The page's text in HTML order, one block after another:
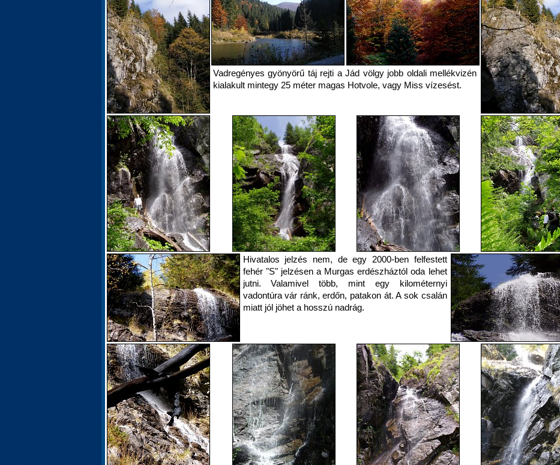
Vadregényes gyönyörű táj rejti a Jád völgy jobb oldali mellékvizén
kialakult mintegy 25 méter magas Hotvole, vagy Miss vízesést.
Hivatalos jelzés nem, de egy 2000-ben felfestett
fehér "S" jelzésen a Murgas erdészháztól oda lehet
jutni. Valamivel több, mint egy kilométernyi
vadontúra vár ránk, erdőn, patakon át. A sok csalán
miatt jól jöhet a hosszú nadrág.